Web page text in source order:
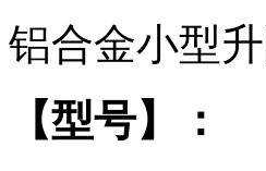
铝合金小型
【型号】：